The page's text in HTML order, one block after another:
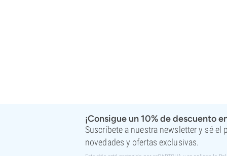
¡Consigue un 10% de descuento
Suscríbete a nuestra newsletter y sé el
novedades y ofertas exclusivas.